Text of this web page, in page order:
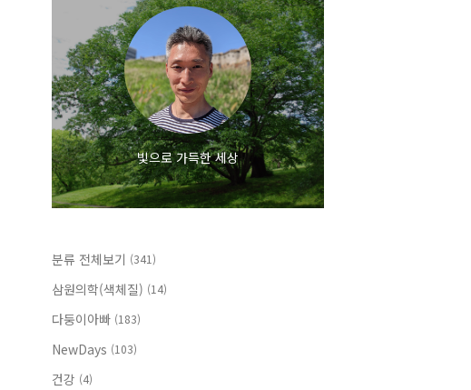
빛으로 가득한 세상
분류 전체보기 (341)
삼원의학(색체질) (14)
다둥이아빠 (183)
NewDays (103)
건강 (4)